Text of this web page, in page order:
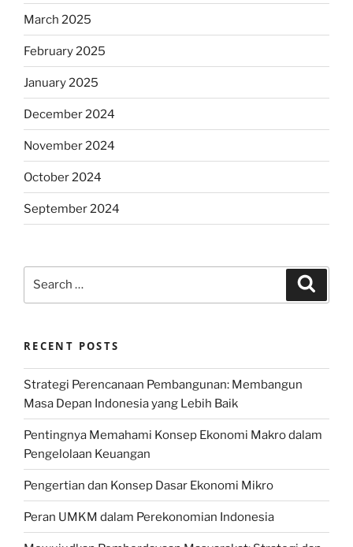
March 2025
February 2025
January 2025
December 2024
November 2024
October 2024
September 2024
RECENT POSTS
Strategi Perencanaan Pembangunan: Membangun
Masa Depan Indonesia yang Lebih Baik
Pentingnya Memahami Konsep Ekonomi Makro dalam
Pengelolaan Keuangan
Pengertian dan Konsep Dasar Ekonomi Mikro
Peran UMKM dalam Perekonomian Indonesia